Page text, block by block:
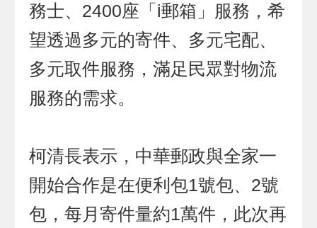
務士、2400座「i郵箱」服務，希
望透過多元的寄件、多元宅配、
多元取件服務，滿足民眾對物流
服務的需求。
柯清長表示，中華郵政與全家一
開始合作是在便利包1號包、2號
包，每月寄件量約1萬件，此次再